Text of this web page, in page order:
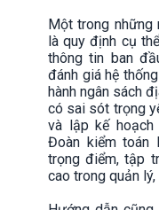
Một trong những
là quy định cụ
thông tin ban
đánh giá hệ
hành ngân sách
có sai sót trọng
và lập kế hoạch
Đoàn kiểm toán
trọng điểm, tập
cao trong quản